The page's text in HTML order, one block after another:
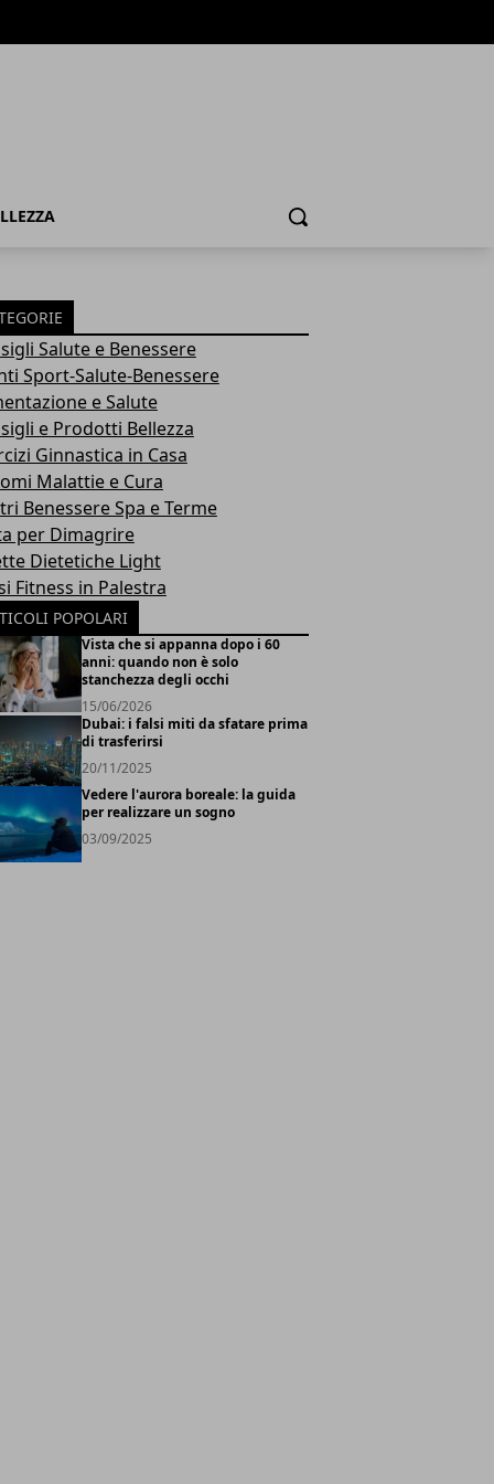
Cerca
Salute e Benessere
Sport-Salute-Benessere
e Salute
e Prodotti Bellezza
Ginnastica in Casa
Malattie e Cura
Benessere Spa e Terme
per Dimagrire
Dietetiche Light
Fitness in Palestra
POPOLARI
Vista che si appanna dopo i 60
anni: quando non è solo
stanchezza degli occhi
15/06/2026
Dubai: i falsi miti da sfatare prima
di trasferirsi
20/11/2025
Vedere l'aurora boreale: la guida
per realizzare un sogno
03/09/2025